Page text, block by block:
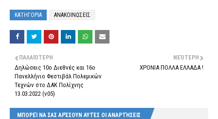
ΚΑΤΗΓΟΡΙΑ ΑΝΑΚΟΙΝΩΣΕΙΣ
ΝΕΌΤΕΡΗ
ΧΡΟΝΙΑ ΠΟΛΛΑ ΕΛΛΑΔΑ !
ΠΑΛΑΙΌΤΕΡΗ
Δηλώσεις 10ο Διεθνές και 16ο
Πανελλήνιο Φεστιβάλ Πολεμικών
Τεχνών στο ΔΑΚ Πολίχνης
13.03.2022 (v05)
ΜΠΟΡΕΊ ΝΑ ΣΑΣ ΑΡΈΣΟΥΝ ΑΥΤΈΣ ΟΙ ΑΝΑΡΤΉΣΕΙΣ